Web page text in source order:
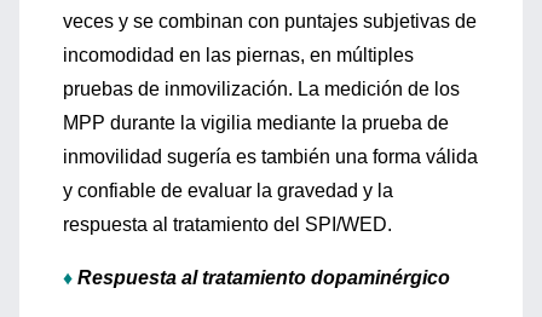
veces y se combinan con puntajes subjetivas de
incomodidad en las piernas, en múltiples
pruebas de inmovilización. La medición de los
MPP durante la vigilia mediante la prueba de
inmovilidad sugería es también una forma válida
y confiable de evaluar la gravedad y la
respuesta al tratamiento del SPI/WED.
♦ Respuesta al tratamiento dopaminérgico